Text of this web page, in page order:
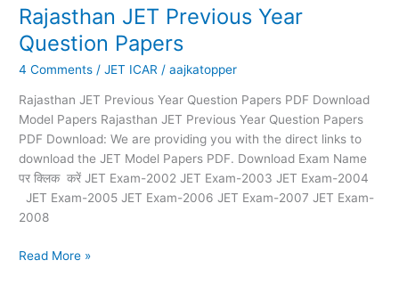
Rajasthan JET Previous Year
Question Papers
4 Comments /JET ICAR /aajkatopper
Rajasthan JET Previous Year Question Papers PDF Download
Model Papers Rajasthan JET Previous Year Question Papers
PDF Download: We are providing you with the direct links to
download the JET Model Papers PDF. Download Exam Name
पर क्लिक करें JET Exam-2002 JET Exam-2003 JET Exam-2004
JET Exam-2005 JET Exam-2006 JET Exam-2007 JET Exam-
2008
Rajasthan
JET
Previous
Year
Papers
Read More »